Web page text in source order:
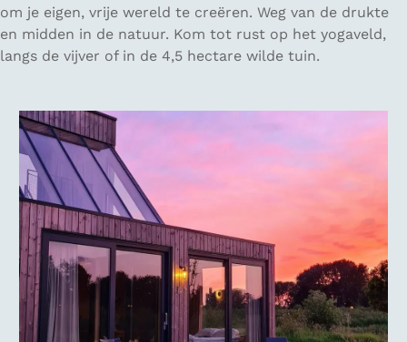
om je eigen, vrije wereld te creëren. Weg van de drukte
en midden in de natuur. Kom tot rust op het yogaveld,
langs de vijver of in de 4,5 hectare wilde tuin.